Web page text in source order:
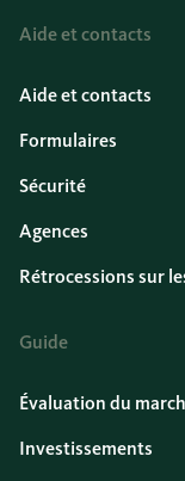
Aide et contacts
Aide et contacts
Formulaires
Sécurité
Agences
Rétrocessions sur
Guide
Évaluation du
Investissements